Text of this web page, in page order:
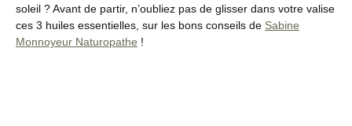
soleil ? Avant de partir, n’oubliez pas de glisser dans votre valise
ces 3 huiles essentielles, sur les bons conseils de Sabine
Monnoyeur Naturopathe !